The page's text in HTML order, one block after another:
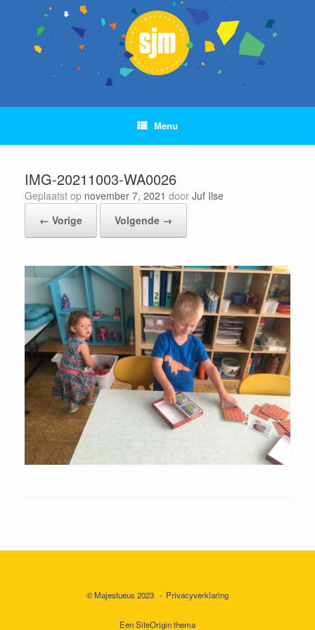
Menu
IMG-20211003-WA0026
Geplaatst op november 7, 2021 door Juf Ilse
← Vorige
Volgende →
© Majestueus 2023 Privacyverklaring
EenSiteOriginthema